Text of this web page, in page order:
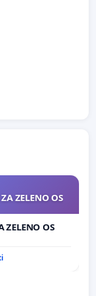
ZELENO OS
OS